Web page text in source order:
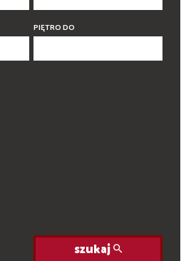
PIĘTRO DO
szukaj